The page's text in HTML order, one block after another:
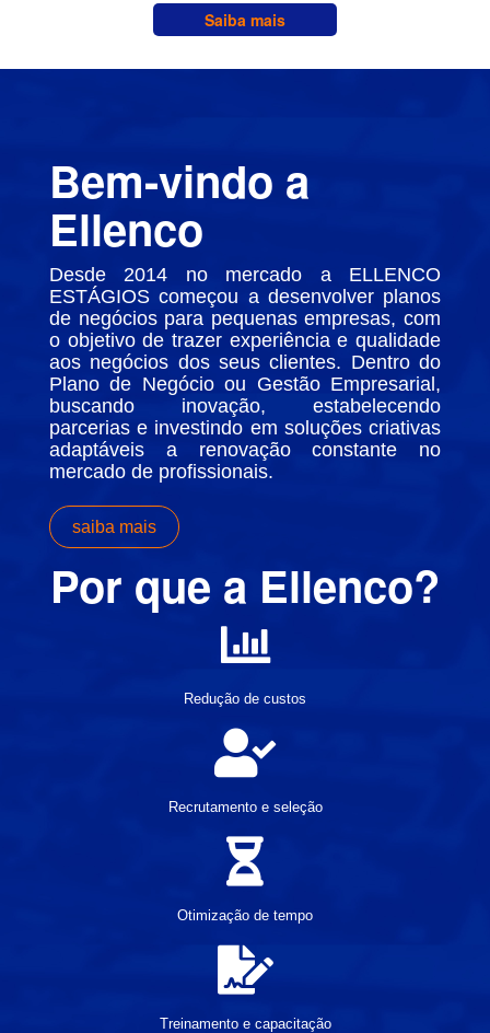
Saiba mais
Bem-vindo a
Ellenco
Desde 2014 no mercado a ELLENCO
ESTÁGIOS começou a desenvolver planos
de negócios para pequenas empresas, com
o objetivo de trazer experiência e qualidade
aos negócios dos seus clientes. Dentro do
Plano de Negócio ou Gestão Empresarial,
buscando inovação, estabelecendo
parcerias e investindo em soluções criativas
adaptáveis a renovação constante no
mercado de profissionais.
saiba mais
Por que a Ellenco?
Redução de custos
Recrutamento e seleção
Otimização de tempo
Treinamento e capacitação